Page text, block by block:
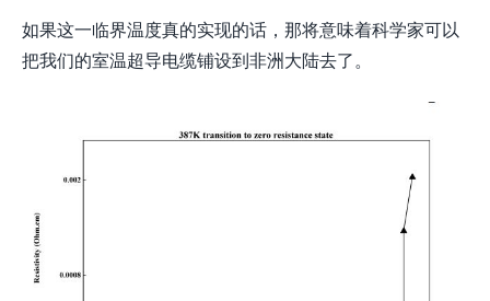
如果这一临界温度真的实现的话，那将意味着科学家可以
把我们的室温超导电缆铺设到非洲大陆去了。